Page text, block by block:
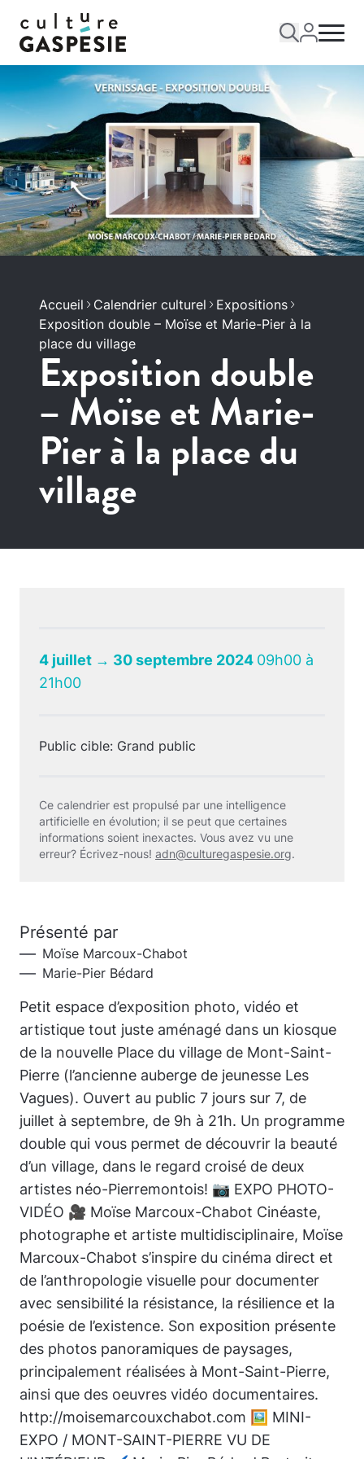
Accueil Calendrier culturel
Expositions
Exposition double – Moïse et Marie-Pier à la
place du village
Exposition double
– Moïse et Marie-
Pier à la place du
village
4 juillet → 30 septembre 2024 09h00 à
21h00
Public cible: Grand public
Ce calendrier est propulsé par une intelligence
artificielle en évolution; il se peut que certaines
informations soient inexactes. Vous avez vu une
erreur? Écrivez-nous! adn@culturegaspesie.org.
Présenté par
Moïse Marcoux-Chabot
Marie-Pier Bédard
Petit espace d’exposition photo, vidéo et
artistique tout juste aménagé dans un kiosque
de la nouvelle Place du village de Mont-Saint-
Pierre (l’ancienne auberge de jeunesse Les
Vagues). Ouvert au public 7 jours sur 7, de
juillet à septembre, de 9h à 21h. Un programme
double qui vous permet de découvrir la beauté
d’un village, dans le regard croisé de deux
artistes néo-Pierremontois! 📷 EXPO PHOTO-
VIDÉO 🎥 Moïse Marcoux-Chabot Cinéaste,
photographe et artiste multidisciplinaire, Moïse
Marcoux-Chabot s’inspire du cinéma direct et
de l’anthropologie visuelle pour documenter
avec sensibilité la résistance, la résilience et la
poésie de l’existence. Son exposition présente
des photos panoramiques de paysages,
principalement réalisées à Mont-Saint-Pierre,
ainsi que des oeuvres vidéo documentaires.
http://moisemarcouxchabot.com 🖼️ MINI-
EXPO / MONT-SAINT-PIERRE VU DE